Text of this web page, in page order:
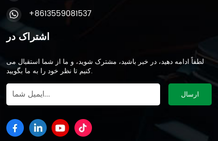
+8613559081537
اشتراک در
لطفاً ادامه دهید، در خبر باشید، مشترک شوید، و ما از شما استقبال می
کنیم تا نظر خود را به ما بگویید.